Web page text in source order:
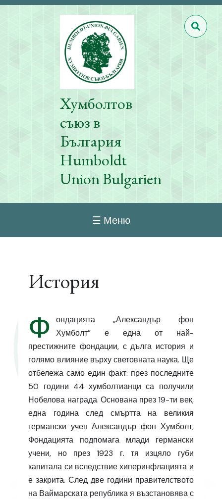
Хумболтов
съюз в
България
Humboldt
Union Bulgarien
☰ Меню
История
Ф
ондацията „Александър фон
Хумболт” е една от най-
престижните фондации, с дълга история и
голямо влияние върху световната наука. Ще
отбележа само един факт: през последните
50 години 44 хумболтианци са получили
Нобелова награда. Основана през 19-ти век,
една година след смъртта на великия
германски учен Александър фон Хумболт,
Фондацията подпомага млади германски
учени, но през 1923 г. тя изцяло губи
капитала си вследствие хиперинфлацията и
е закрита. След две години правителството
на Ваймарската република я възстановява с